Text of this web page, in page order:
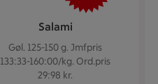
Salami
Gøl. 125-150 g. Jmfpris
133:33-160:00/kg. Ord.pris
29:98 kr.